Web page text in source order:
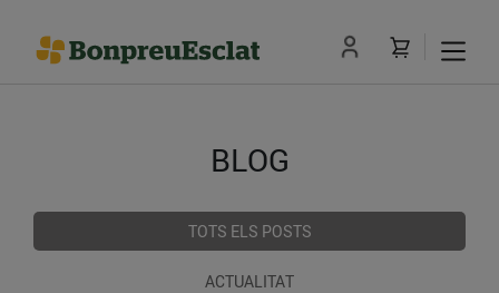
BLOG
TOTS ELS POSTS
ACTUALITAT